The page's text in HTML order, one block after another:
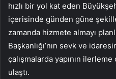
hızlı bir yol kat eden
içerisinde günden güne
zamanda hizmete almayı
Başkanlığı’nın sevk ve
çalışmalarda yapının
ulaştı.